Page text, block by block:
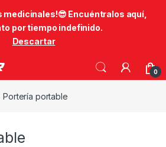
medicinales!😎​ Encuéntralos aquí,
por tiempo indefinido.
Descartar
0
Portería portable